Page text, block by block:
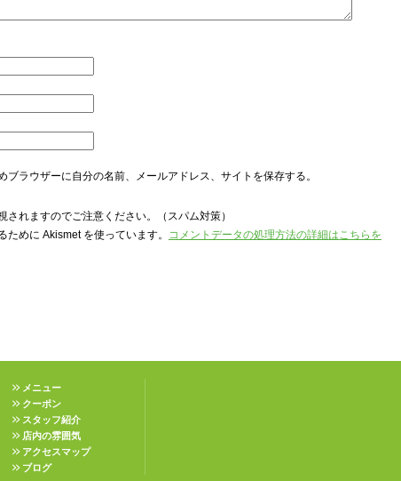
ブラウザーに自分の名前、メールアドレス、サイトを保存する。
されますのでご注意ください。（スパム対策）
ために Akismet を使っています。 コメントデータの処理方法の詳細はこちらを
メニュー
クーポン
スタッフ紹介
店内の雰囲気
アクセスマップ
ブログ